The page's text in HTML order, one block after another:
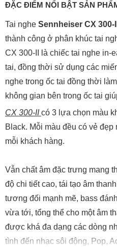
ĐẶC ĐIỂM NỔI BẬT SẢN
Tai nghe Sennheiser CX 300-II
thành công ở phân khúc tai
CX 300-II là chiếc tai nghe in-
tai, đồng thời sử dụng các
nghe trong ốc tai đồng thời
không gian bên trong ốc tai
CX 300-IIcó 3 lựa chọn màu
Black. Mỗi màu đều có vẻ
mỗi khách hàng.
Vẫn chất âm đặc trưng mang
độ chi tiết cao, tái tạo âm
tương đối mạnh mẽ, bass
vừa tới, tổng thể cho một âm
được khá đa dạng các dòng
tình đến nhạc sôi động, Pop,